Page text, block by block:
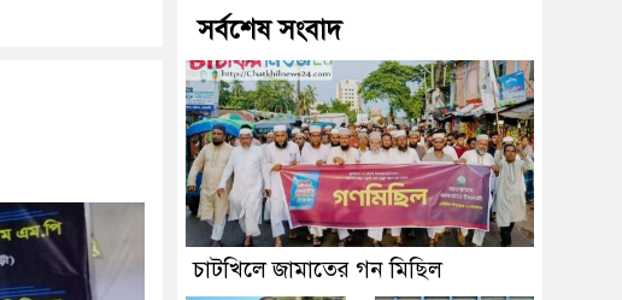
সর্বশেষ সংবাদ
চাটখিলে জামাতের গন মিছিল